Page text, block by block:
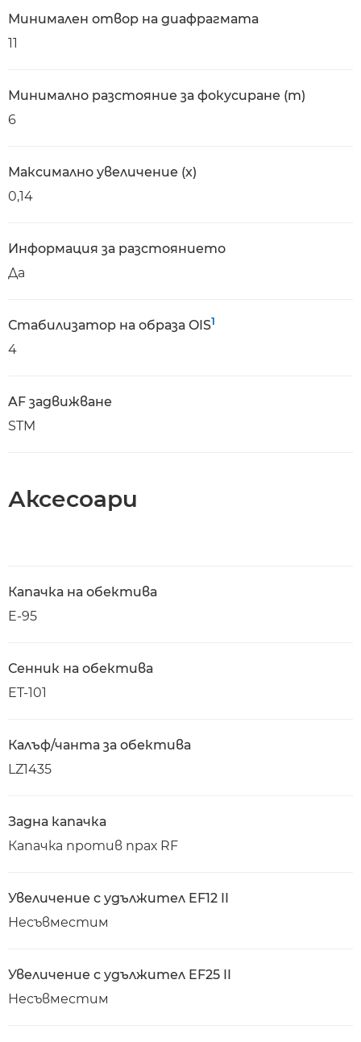
Минимален отвор на диафрагмата
11
Минимално разстояние за фокусиране (m)
6
Максимално увеличение (x)
0,14
Информация за разстоянието
Да
Стабилизатор на образа OIS1
4
AF задвижване
STM
Аксесоари
Капачка на обектива
E-95
Сенник на обектива
ET-101
Калъф/чанта за обектива
LZ1435
Задна капачка
Капачка против прах RF
Увеличение с удължител EF12 II
Несъвместим
Увеличение с удължител EF25 II
Несъвместим